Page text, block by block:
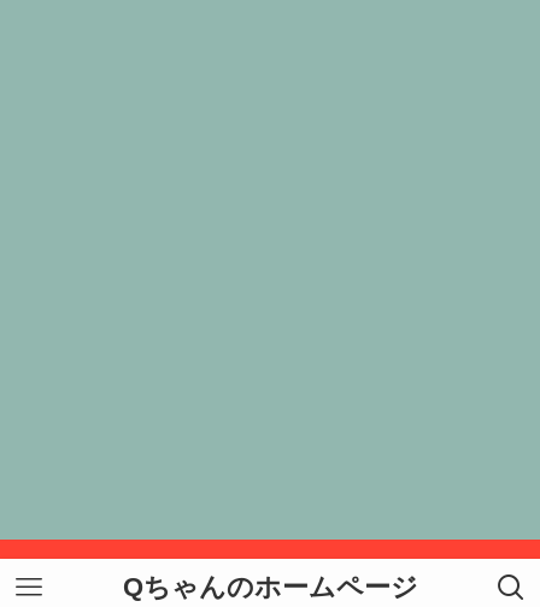
Qちゃんのホームページ